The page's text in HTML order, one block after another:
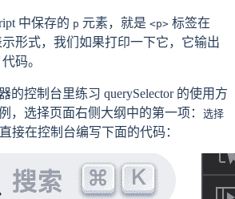
中保存的 p 元素，就是 <p> 标签在
示形式，我们如果打印一下它，它输出
码。
的控制台里练习 querySelector 的使用方
，选择页面右侧大纲中的第一项： 选择
接在控制台编写下面的代码：